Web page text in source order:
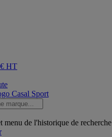
HT
menu de l'historique de recherche